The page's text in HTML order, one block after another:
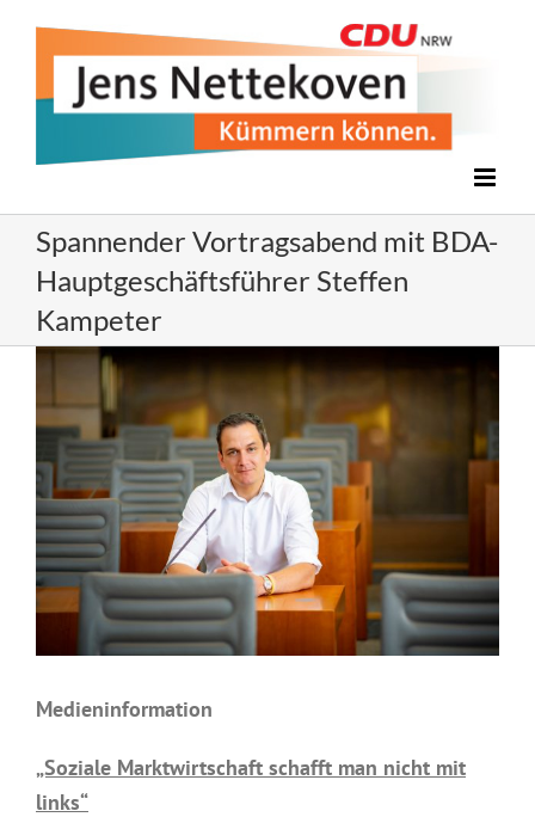
Spannender Vortragsabend mit BDA-
Hauptgeschäftsführer Steffen
Kampeter
Zeige
grösseres
Bild
Medieninformation
„Soziale Marktwirtschaft schafft man nicht mit
links“